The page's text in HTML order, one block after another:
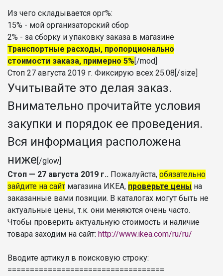
Из чего складывается орг%:
15% - мой организаторский сбор
2% - за сборку и упаковку заказа в магазине
Транспортные расходы, пропорционально
стоимости заказа, примерно 5%[/mod]
Стоп 27 августа 2019 г. Фиксирую всех 25.08[/size]
Учитывайте это делая заказ.
Внимательно прочитайте условия
закупки и порядок ее проведения.
Вся информация расположена
ниже[/glow]
Стоп — 27 августа 2019 г.. Пожалуйста, обязательно
зайдите на сайт магазина ИКЕА, проверьте цены на
заказанные вами позиции. В каталогах могут быть не
актуальные цены, т.к. они меняются очень часто.
Чтобы проверить актуальную стоимость и наличие
товара заходим на сайт: http://www.ikea.com/ru/ru/
Вводите артикул в поисковую строку:
===================================